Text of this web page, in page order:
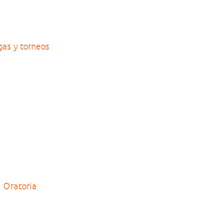
y torneos
Oratoria